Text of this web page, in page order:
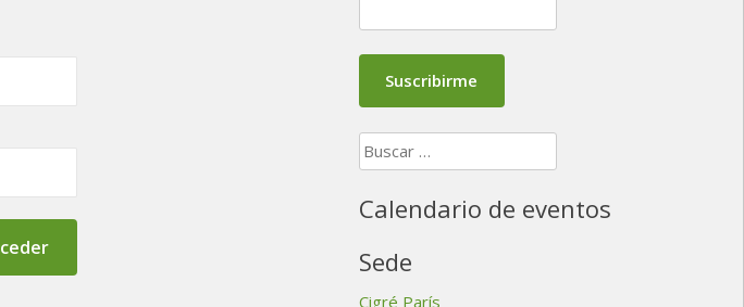
Buscar:
Calendario de eventos
Sede
Cigré París